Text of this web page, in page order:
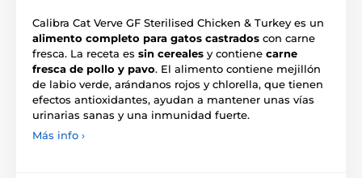
Calibra Cat Verve GF Sterilised Chicken & Turkey es un
alimento completo para gatos castrados con carne
fresca. La receta es sin cereales y contiene carne
fresca de pollo y pavo. El alimento contiene mejillón
de labio verde, arándanos rojos y chlorella, que tienen
efectos antioxidantes, ayudan a mantener unas vías
urinarias sanas y una inmunidad fuerte.
Más info ›